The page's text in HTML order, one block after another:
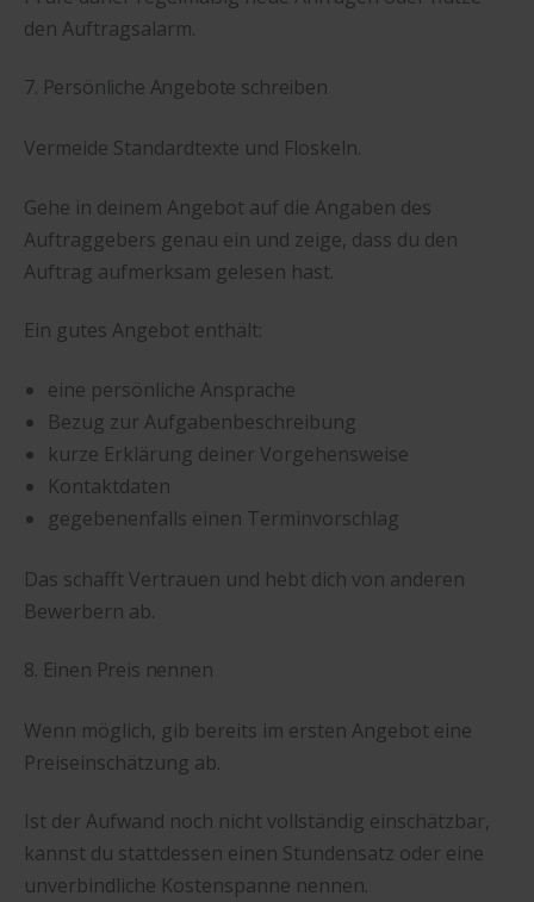
den Auftragsalarm.
7. Persönliche Angebote schreiben
Vermeide Standardtexte und Floskeln.
Gehe in deinem Angebot auf die Angaben des
Auftraggebers genau ein und zeige, dass du den
Auftrag aufmerksam gelesen hast.
Ein gutes Angebot enthält:
eine persönliche Ansprache
Bezug zur Aufgabenbeschreibung
kurze Erklärung deiner Vorgehensweise
Kontaktdaten
gegebenenfalls einen Terminvorschlag
Das schafft Vertrauen und hebt dich von anderen
Bewerbern ab.
8. Einen Preis nennen
Wenn möglich, gib bereits im ersten Angebot eine
Preiseinschätzung ab.
Ist der Aufwand noch nicht vollständig einschätzbar,
kannst du stattdessen einen Stundensatz oder eine
unverbindliche Kostenspanne nennen.